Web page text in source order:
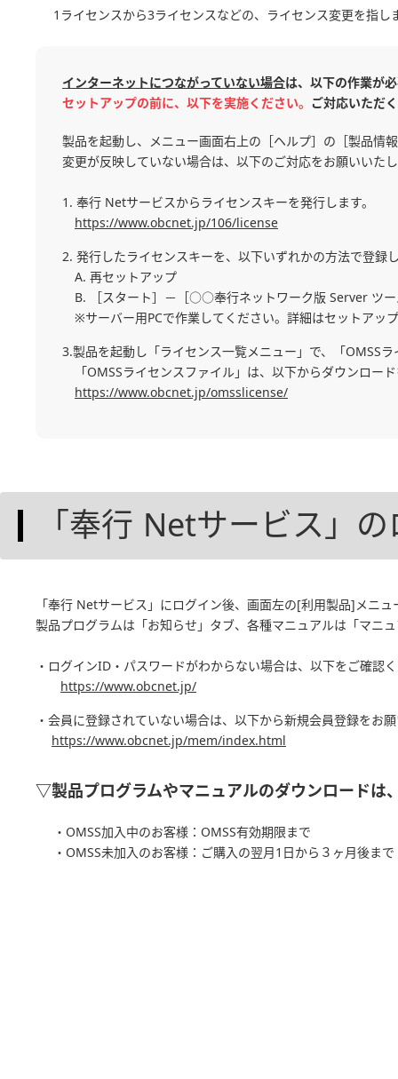
1ライセンスから3ライセンスなどの、ライセンス変更を指し
インターネットにつながっていない場合は、以下の作業が
セットアップの前に、以下を実施ください。 ご対応いただ
製品を起動し、メニュー画面右上の［ヘルプ］の［製品情
変更が反映していない場合は、以下のご対応をお願いいた
1. 奉行 Netサービスからライセンスキーを発行します。
https://www.obcnet.jp/106/license
2. 発行したライセンスキーを、以下いずれかの方法で登録
A. 再セットアップ
B. ［スタート］－［○○奉行ネットワーク版 Server ツ
※サーバー用PCで作業してください。詳細はセットアッ
3.製品を起動し「ライセンス一覧メニュー」で、「OMSS
「OMSSライセンスファイル」は、以下からダウンロー
https://www.obcnet.jp/omsslicense/
「奉行 Netサービス」
「奉行 Netサービス」にログイン後、画面左の[利用製品]メニ
製品プログラムは「お知らせ」タブ、各種マニュアルは「マニ
・ログインID・パスワードがわからない場合は、以下をご確認
https://www.obcnet.jp/
・会員に登録されていない場合は、以下から新規会員登録をお
https://www.obcnet.jp/mem/index.html
▽製品プログラムやマニュアルのダウンロードは
・OMSS加入中のお客様：OMSS有効期限まで
・OMSS未加入のお客様：ご購入の翌月1日から３ヶ月後まで